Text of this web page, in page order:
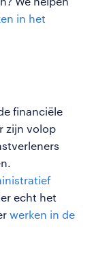
in het
financiële
zijn volop
echt het
werken in de